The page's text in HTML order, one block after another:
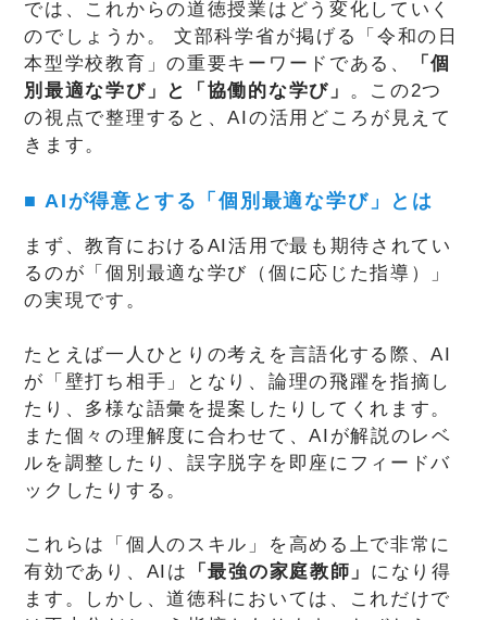
では、これからの道徳授業はどう変化していく
のでしょうか。 文部科学省が掲げる「令和の日
本型学校教育」の重要キーワードである、
「個
別最適な学び」と「協働的な学び」
。この2つ
の視点で整理すると、AIの活用どころが見えて
きます。
■ AI が得意とする「個別最適な学び」とは
まず、教育におけるAI活用で最も期待されてい
るのが「個別最適な学び（個に応じた指導）」
の実現です。
たとえば一人ひとりの考えを言語化する際、AI
が「壁打ち相手」となり、論理の飛躍を指摘し
たり、多様な語彙を提案したりしてくれます。
また個々の理解度に合わせて、AIが解説のレベ
ルを調整したり、誤字脱字を即座にフィードバ
ックしたりする。
これらは「個人のスキル」を高める上で非常に
有効であり、AIは
「最強の家庭教師」 になり得
ます。しかし、道徳科においては、これだけで